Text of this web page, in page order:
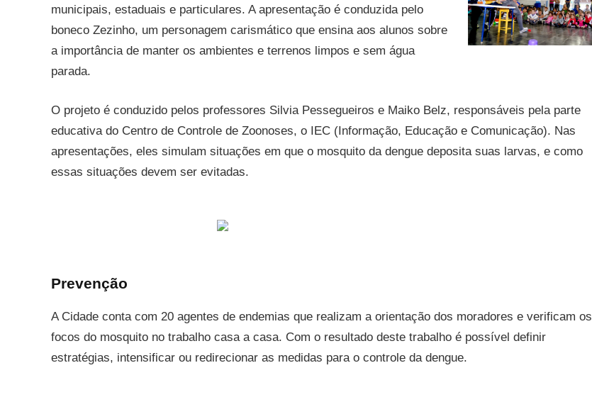
municipais, estaduais e particulares. A apresentação é conduzida pelo
boneco Zezinho, um personagem carismático que ensina aos alunos sobre
a importância de manter os ambientes e terrenos limpos e sem água
parada.
O projeto é conduzido pelos professores Silvia Pessegueiros e Maiko Belz, responsáveis pela parte
educativa do Centro de Controle de Zoonoses, o IEC (Informação, Educação e Comunicação). Nas
apresentações, eles simulam situações em que o mosquito da dengue deposita suas larvas, e como
essas situações devem ser evitadas.
Prevenção
A Cidade conta com 20 agentes de endemias que realizam a orientação dos moradores e verificam os
focos do mosquito no trabalho casa a casa. Com o resultado deste trabalho é possível definir
estratégias, intensificar ou redirecionar as medidas para o controle da dengue.